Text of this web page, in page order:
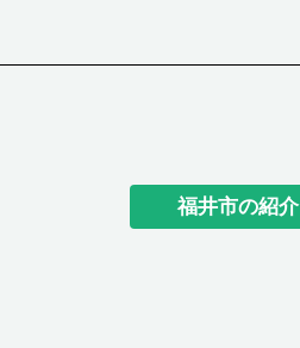
福井市の紹介